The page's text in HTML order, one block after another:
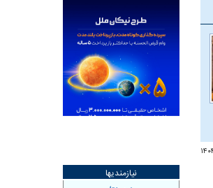
نیازمندیها